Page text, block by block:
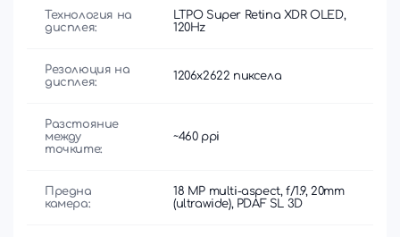
Технология на
дисплея:
LTPO Super Retina XDR OLED,
120Hz
Резолюция на
дисплея:
1206x2622 пиксела
Разстояние
между
точките:
~460 ppi
Предна
камера:
18 MP multi-aspect, f/1.9, 20mm
(ultrawide), PDAF SL 3D